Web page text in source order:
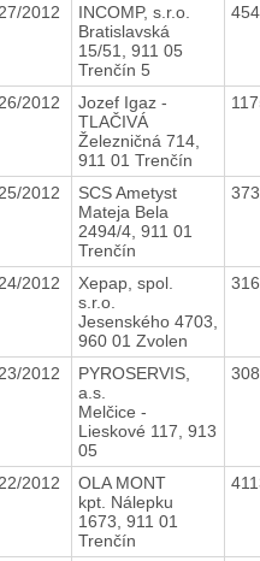
2012
INCOMP, s.r.o.
Bratislavská
15/51, 911 05
Trenčín 5
2012
Jozef Igaz -
TLAČIVÁ
Železničná 714,
911 01 Trenčín
2012
SCS Ametyst
Mateja Bela
2494/4, 911 01
Trenčín
2012
Xepap, spol.
s.r.o.
Jesenského 4703,
960 01 Zvolen
2012
PYROSERVIS,
a.s.
Melčice -
Lieskové 117, 913
05
2012
OLA MONT
kpt. Nálepku
1673, 911 01
Trenčín